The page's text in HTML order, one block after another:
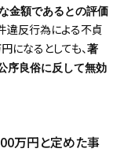
金額であるとの評価
違反行為による不貞
なるとしても、 著
序良俗に反して無効
万円と定めた事